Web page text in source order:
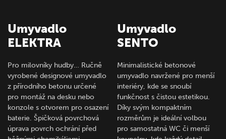
Umyvadlo
ELEKTRA
Pro milovníky hudby… Ručně
vyrobené designové umyvadlo
z přírodního betonu určené
pro montáž na desku nebo
konzole s otvorem pro osazení
baterie. Špičková povrchová
úprava povrch ochrání před
Umyvadlo
SENTO
Minimalistické betonové
umyvadlo navržené pro menší
interiéry, kde se snoubí
funkčnost s čistou estetikou.
Díky svým kompaktním
rozměrům je ideální volbou
pro samostatná WC či menší